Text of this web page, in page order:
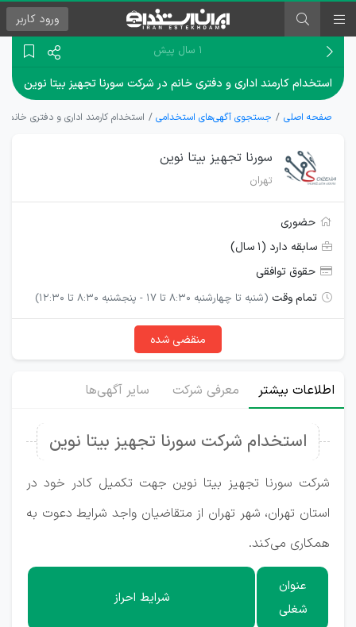
ورود کاربر
۱ سال پیش
استخدام کارمند اداری و دفتری خانم در شرکت سورنا تجهیز بیتا نوین
صفحه اصلی جستجوی آگهی‌های استخدامی استخدام کارمند اداری و دفتری خانم
سورنا تجهیز بیتا نوین
تهران
حضوری
سابقه دارد (۱ سال)
حقوق توافقی
تمام وقت (شنبه تا چهارشنبه 8:30 تا 17 - پنجشنبه 8:30 تا 12:30)
منقضی شده
اطلاعات بیشتر معرفی شرکت سایر آگهی‌ها
استخدام شرکت سورنا تجهیز بیتا نوین
شرکت سورنا تجهیز بیتا نوین جهت تکمیل کادر خود در
استان تهران، شهر تهران از متقاضیان واجد شرایط دعوت به
همکاری می‌کند.
عنوان
شغلی
شرایط احراز